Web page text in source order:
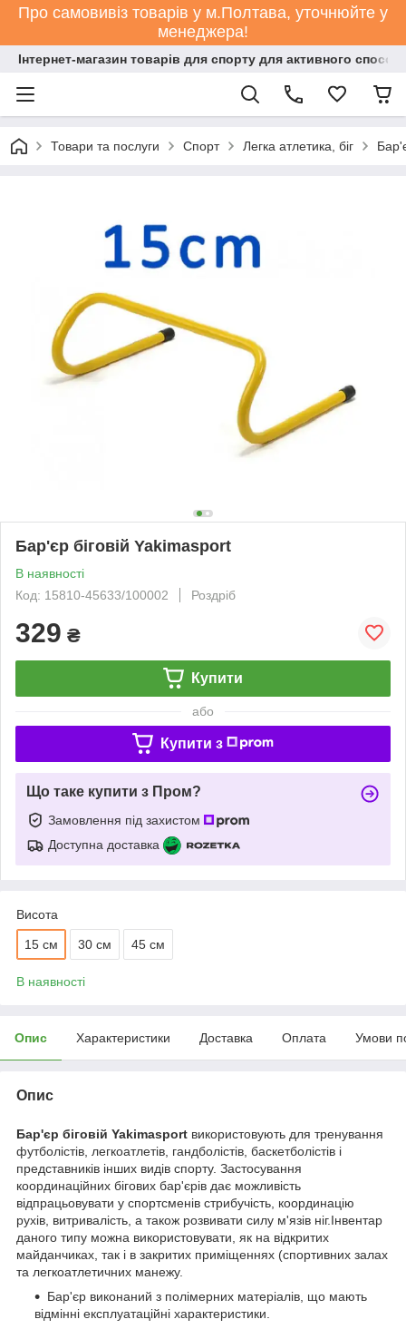
Про самовивіз товарів у м.Полтава, уточнюйте у
менеджера!
Інтернет-магазин товарів для спорту для активного
Товари та послуги Спорт Легка атлетика, біг
Бар'єр біговій Yakimasport
В наявності
Код: 15810-45633/100002
Роздріб
329 ₴
Купити
або
Купити з
Що таке купити з Пром?
Замовлення під захистом
Доступна доставка
Висота
15 см 30 см 45 см
В наявності
Опис Характеристики Доставка Оплата Умови
Опис
Бар'єр біговій Yakimasport використовують для тренування
футболістів, легкоатлетів, гандболістів, баскетболістів і
представників інших видів спорту. Застосування
координаційних бігових бар'єрів дає можливість
відпрацьовувати у спортсменів стрибучість, координацію
рухів, витривалість, а також розвивати силу м'язів ніг.Інвентар
даного типу можна використовувати, як на відкритих
майданчиках, так і в закритих приміщеннях (спортивних залах
та легкоатлетичних манежу.
Бар'єр виконаний з полімерних матеріалів, що мають
відмінні експлуатаційні характеристики.